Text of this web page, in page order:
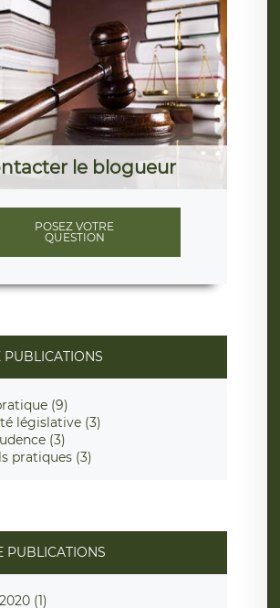
le blogueur
POSEZ VOTRE
QUESTION
PUBLICATIONS
(9)
législative (3)
(3)
pratiques (3)
PUBLICATIONS
(1)